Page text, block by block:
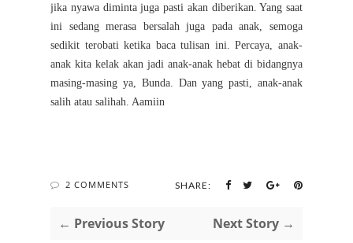
jika nyawa diminta juga pasti akan diberikan. Yang saat
ini sedang merasa bersalah juga pada anak, semoga
sedikit terobati ketika baca tulisan ini. Percaya, anak-
anak kita kelak akan jadi anak-anak hebat di bidangnya
masing-masing ya, Bunda. Dan yang pasti, anak-anak
salih atau salihah. Aamiin
2 COMMENTS SHARE:
← Previous Story Next Story →